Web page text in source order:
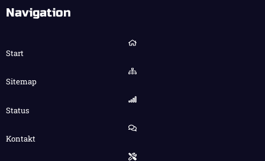
Navigation
Start
Sitemap
Status
Kontakt